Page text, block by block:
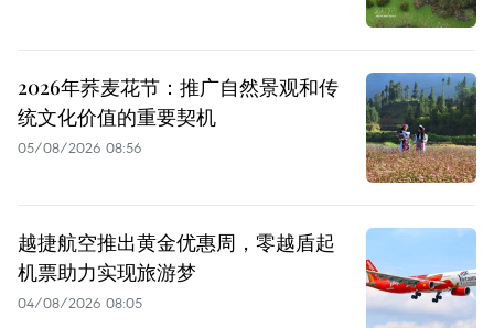
2026年荞麦花节：推广自然景观和传
统文化价值的重要契机
05/08/2026 08:56
越捷航空推出黄金优惠周，零越盾起
机票助力实现旅游梦
04/08/2026 08:05